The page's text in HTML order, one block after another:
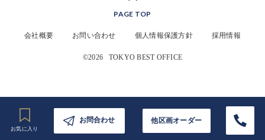
お問合わせ 他区画オーダー
PAGE TOP
会社概要 お問い合わせ 個人情報保護方針 採用情報
©2026 TOKYO BEST OFFICE